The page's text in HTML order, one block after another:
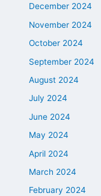
December 2024
November 2024
October 2024
September 2024
August 2024
July 2024
June 2024
May 2024
April 2024
March 2024
February 2024